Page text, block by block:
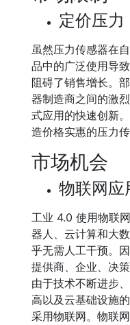
定价压力
虽然压力传感器在
品中的广泛使用导
阻碍了销售增长。
器制造商之间的激
式应用的快速创新
造价格实惠的压力传
市场机会
物联网应
工业 4.0 使用物联
器人、云计算和大
乎无需人工干预。
提供商、企业、决
由于技术不断进步
高以及云基础设施
采用物联网。物联